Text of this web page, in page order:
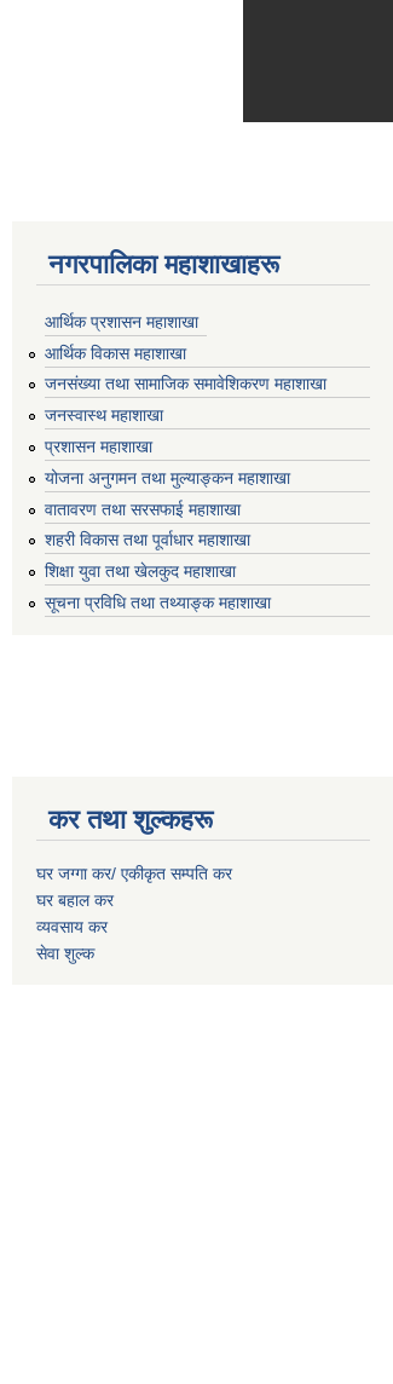
नगरपालिका महाशाखाहरू
आर्थिक प्रशासन महाशाखा
आर्थिक विकास महाशाखा
जनसंख्या तथा सामाजिक समावेशिकरण महाशाखा
जनस्वास्थ महाशाखा
प्रशासन महाशाखा
योजना अनुगमन तथा मुल्याङ्कन महाशाखा
वातावरण तथा सरसफाई महाशाखा
शहरी विकास तथा पूर्वाधार महाशाखा
शिक्षा युवा तथा खेलकुद महाशाखा
सूचना प्रविधि तथा तथ्याङ्क महाशाखा
कर तथा शुल्कहरू
घर जग्गा कर/ एकीकृत सम्पति कर
घर बहाल कर
व्यवसाय कर
सेवा शुल्क